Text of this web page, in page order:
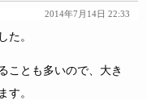
2014年7月14日 22:33
た。
ことも多いので、大き
す。